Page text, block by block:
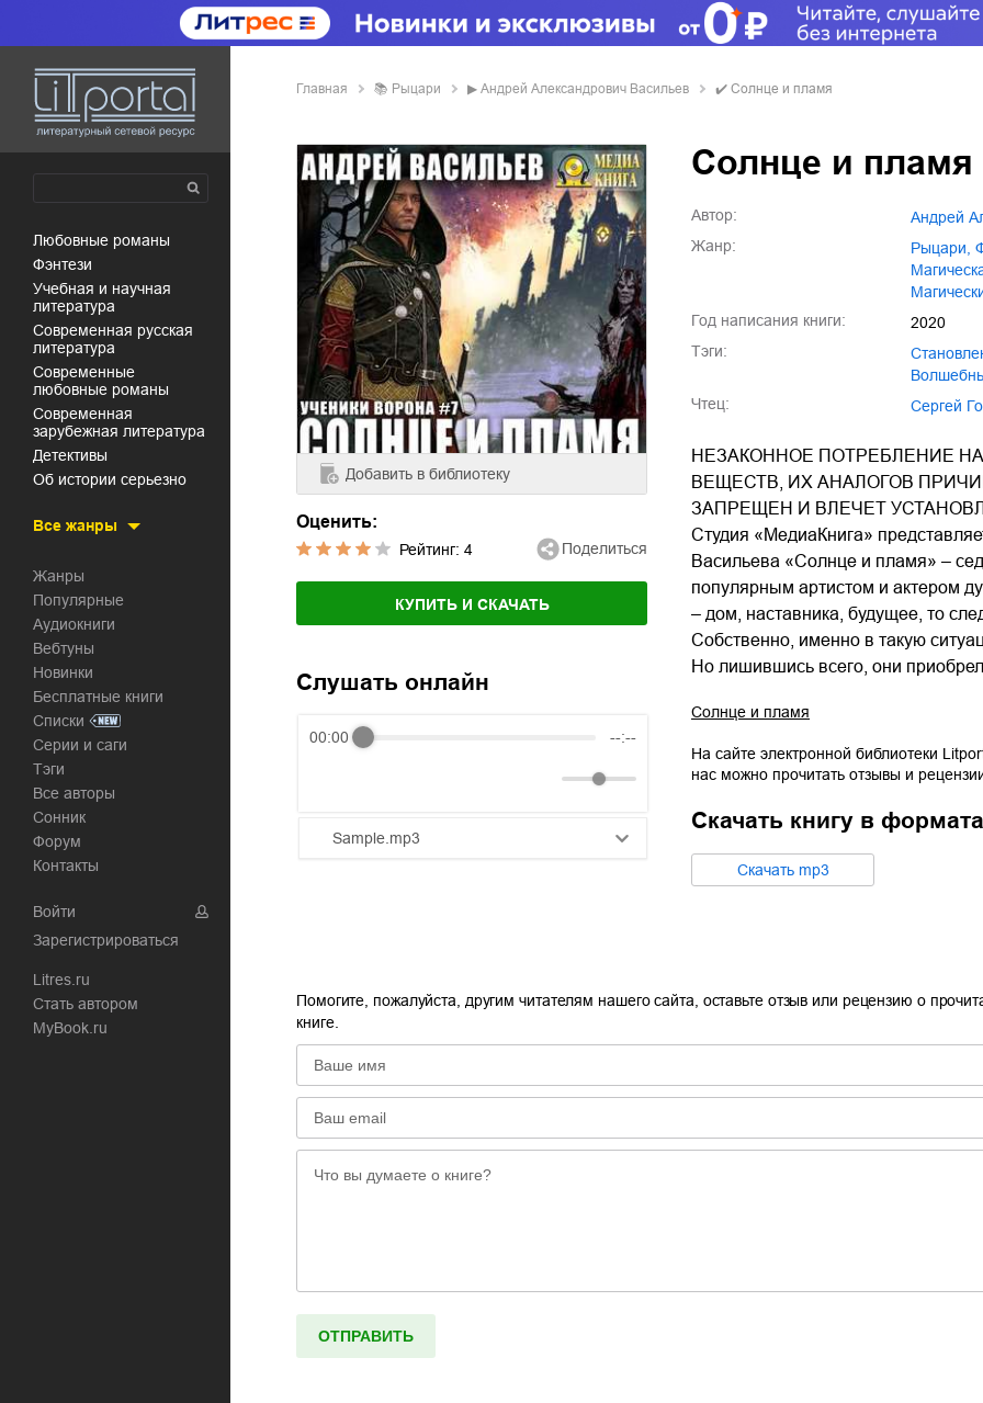
любовные романы
фэнтези
учебная и научная
литература
современная русская
литература
современные
любовные романы
современная
зарубежная литература
детективы
об истории серьезно
Все жанры
Жанры
Популярные
Аудиокниги
Вебтуны
Новинки
Бесплатные книги
Списки
Серии и саги
Тэги
Все авторы
Сонник
Форум
Контакты
Войти
Зарегистрироваться
Litres.ru
Стать автором
MyBook.ru
Главная 📚 рыцари ▶ Андрей Александрович Васильев ✔️ Солнце и пламя
Добавить в библиотеку
Оценить:
Рейтинг: 4 Поделиться
КУПИТЬ И СКАЧАТЬ
Слушать онлайн
00:00 --:--
Sample.mp3
Солнце и пламя
Автор:
Андрей
Жанр:
рыцари
Год написания книги:
2020
Тэги:
Чтец:
Сергей
НЕЗАКОННОЕ ПОТРЕБЛЕНИЕ
ВЕЩЕСТВ, ИХ АНАЛОГОВ
ЗАПРЕЩЕН И ВЛЕЧЕТ
Студия «МедиаКнига»
Васильева «Солнце и пламя» –
популярным артистом и актером
– дом, наставника, будущее, то
Собственно, именно в такую
Но лишившись всего, они
Солнце и пламя
На сайте электронной библиотеки
нас можно прочитать отзывы и
Скачать книгу в
Cкачать mp3
Помогите, пожалуйста, другим читателям нашего сайта, оставьте отзыв или рецензию о
книге.